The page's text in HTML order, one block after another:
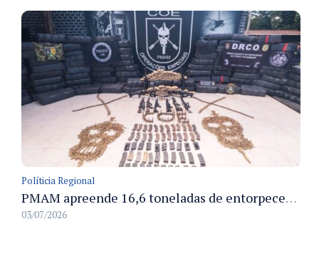
Políticia Regional
PMAM apreende 16,6 toneladas de entorpecentes e registra aumento nas prisões em flagrante e nas capturas de foragidos no primeiro semestre de 2026
03/07/2026